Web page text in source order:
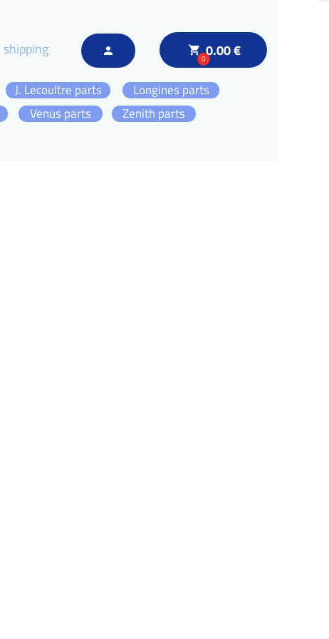
local_grocery_store
00.00 €
person
shipping
Zenith parts
Longines parts
J. Lecoultre parts
Venus parts